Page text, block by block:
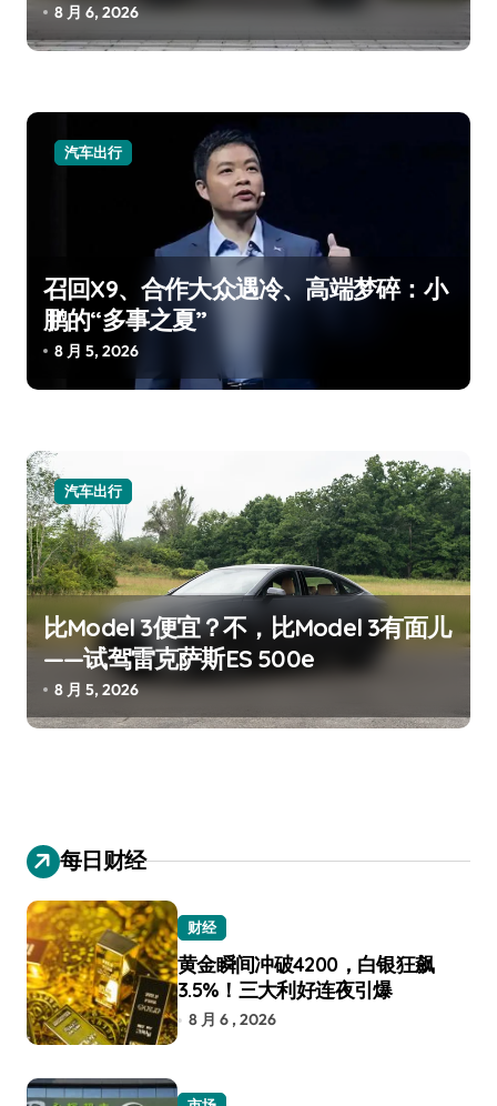
8 月 6, 2026
汽车出行
召回X9、合作大众遇冷、高端梦碎：小
鹏的“多事之夏”
8 月 5, 2026
汽车出行
比Model 3便宜？不，比Model 3有面儿
——试驾雷克萨斯ES 500e
8 月 5, 2026
每日财经
财经
黄金瞬间冲破4200，白银狂飙
3.5%！三大利好连夜引爆
8 月 6 , 2026